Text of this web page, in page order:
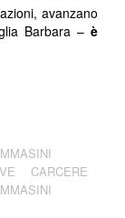
avanzano
Barbara – è
CARCERE